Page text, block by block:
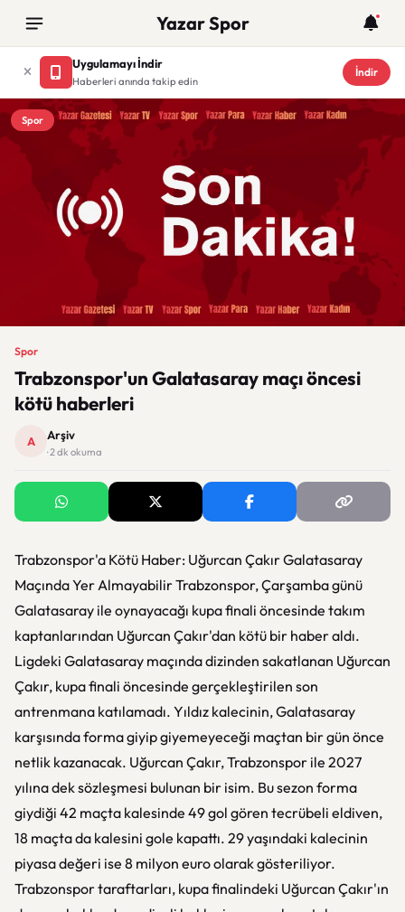
Yazar Spor
Uygulamayı İndir
Haberleri anında takip edin
İndir
Spor
Spor
Trabzonspor'un Galatasaray maçı öncesi
kötü haberleri
A Arşiv
· 2 dk okuma
Trabzonspor'a Kötü Haber: Uğurcan Çakır Galatasaray
Maçında Yer Almayabilir Trabzonspor, Çarşamba günü
Galatasaray ile oynayacağı kupa finali öncesinde takım
kaptanlarından Uğurcan Çakır'dan kötü bir haber aldı.
Ligdeki Galatasaray maçında dizinden sakatlanan Uğurcan
Çakır, kupa finali öncesinde gerçekleştirilen son
antrenmana katılamadı. Yıldız kalecinin, Galatasaray
karşısında forma giyip giyemeyeceği maçtan bir gün önce
netlik kazanacak. Uğurcan Çakır, Trabzonspor ile 2027
yılına dek sözleşmesi bulunan bir isim. Bu sezon forma
giydiği 42 maçta kalesinde 49 gol gören tecrübeli eldiven,
18 maçta da kalesini gole kapattı. 29 yaşındaki kalecinin
piyasa değeri ise 8 milyon euro olarak gösteriliyor.
Trabzonspor taraftarları, kupa finalindeki Uğurcan Çakır'ın